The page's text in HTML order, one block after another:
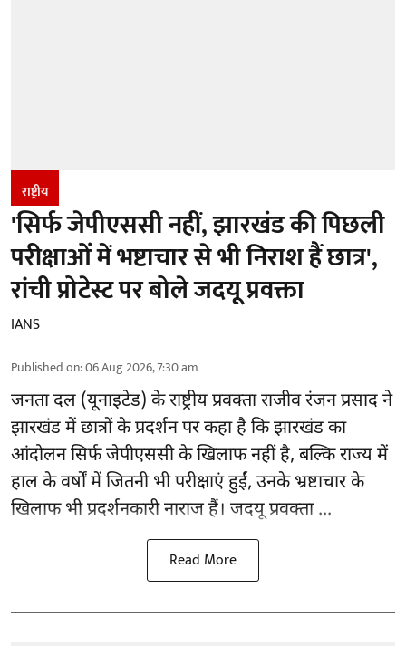
राष्ट्रीय
'सिर्फ जेपीएससी नहीं, झारखंड की पिछली
परीक्षाओं में भष्टाचार से भी निराश हैं छात्र',
रांची प्रोटेस्ट पर बोले जदयू प्रवक्ता
IANS
Published on:06 Aug 2026, 7:30 am
जनता दल (यूनाइटेड) के राष्ट्रीय प्रवक्ता राजीव रंजन प्रसाद ने
झारखंड में छात्रों के प्रदर्शन पर कहा है कि झारखंड का
आंदोलन सिर्फजेपीएससीके खिलाफ नहीं है, बल्कि राज्य में
हाल के वर्षों में जितनी भी परीक्षाएं हुईं, उनके भ्रष्टाचार के
खिलाफ भी प्रदर्शनकारी नाराज हैं। जदयू प्रवक्ता ...
Read More